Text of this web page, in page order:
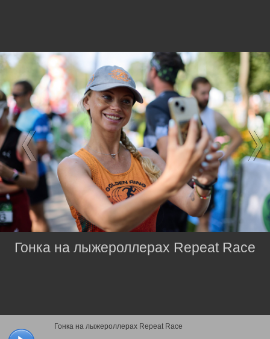
Гонка на лыжероллерах Repeat Race
Гонка на лыжероллерах Repeat Race